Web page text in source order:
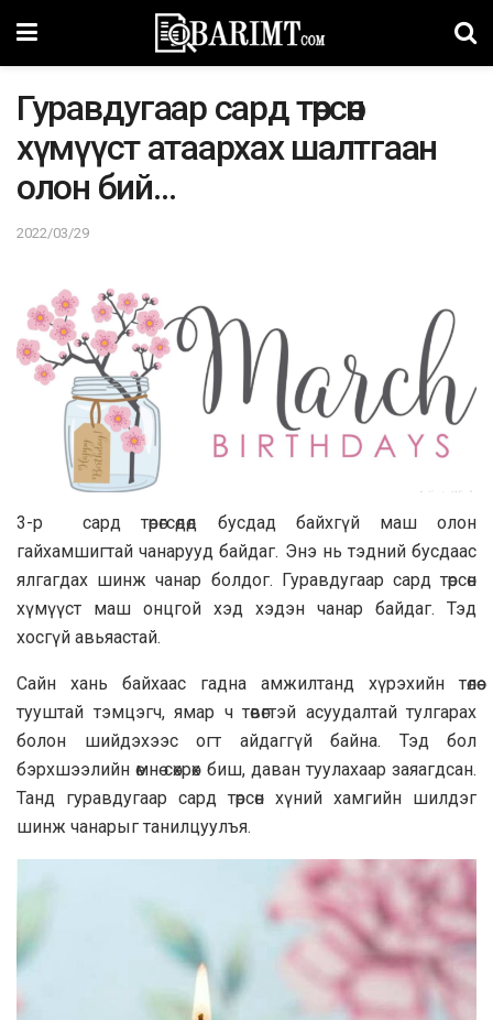
Гуравдугаар сард төрсөн
хүмүүст атаархах шалтгаан
олон бий…
2022/03/29
3-р сард төрөгсөдөд бусдад байхгүй маш олон
гайхамшигтай чанарууд байдаг. Энэ нь тэдний бусдаас
ялгагдах шинж чанар болдог. Гуравдугаар сард төрсөн
хүмүүст маш онцгой хэд хэдэн чанар байдаг. Тэд
хосгүй авьяастай.
Сайн хань байхаас гадна амжилтанд хүрэхийн төлөө
тууштай тэмцэгч, ямар ч төвөгтэй асуудалтай тулгарах
болон шийдэхээс огт айдаггүй байна. Тэд бол
бэрхшээлийн өмнө сөхрөх биш, даван туулахаар заяагдсан.
Танд гуравдугаар сард төрсөн хүний хамгийн шилдэг
шинж чанарыг танилцуулъя.